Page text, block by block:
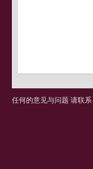
任何的意见与问题 请联系